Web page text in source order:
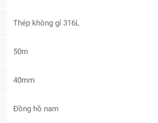
Thép không gỉ 316L
50m
40mm
Đồng hồ nam